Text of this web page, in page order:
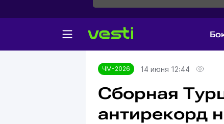
Главная
ЧМ-2026
ЧМ-2026 14 июня 12:44
Сборная
антирекорд